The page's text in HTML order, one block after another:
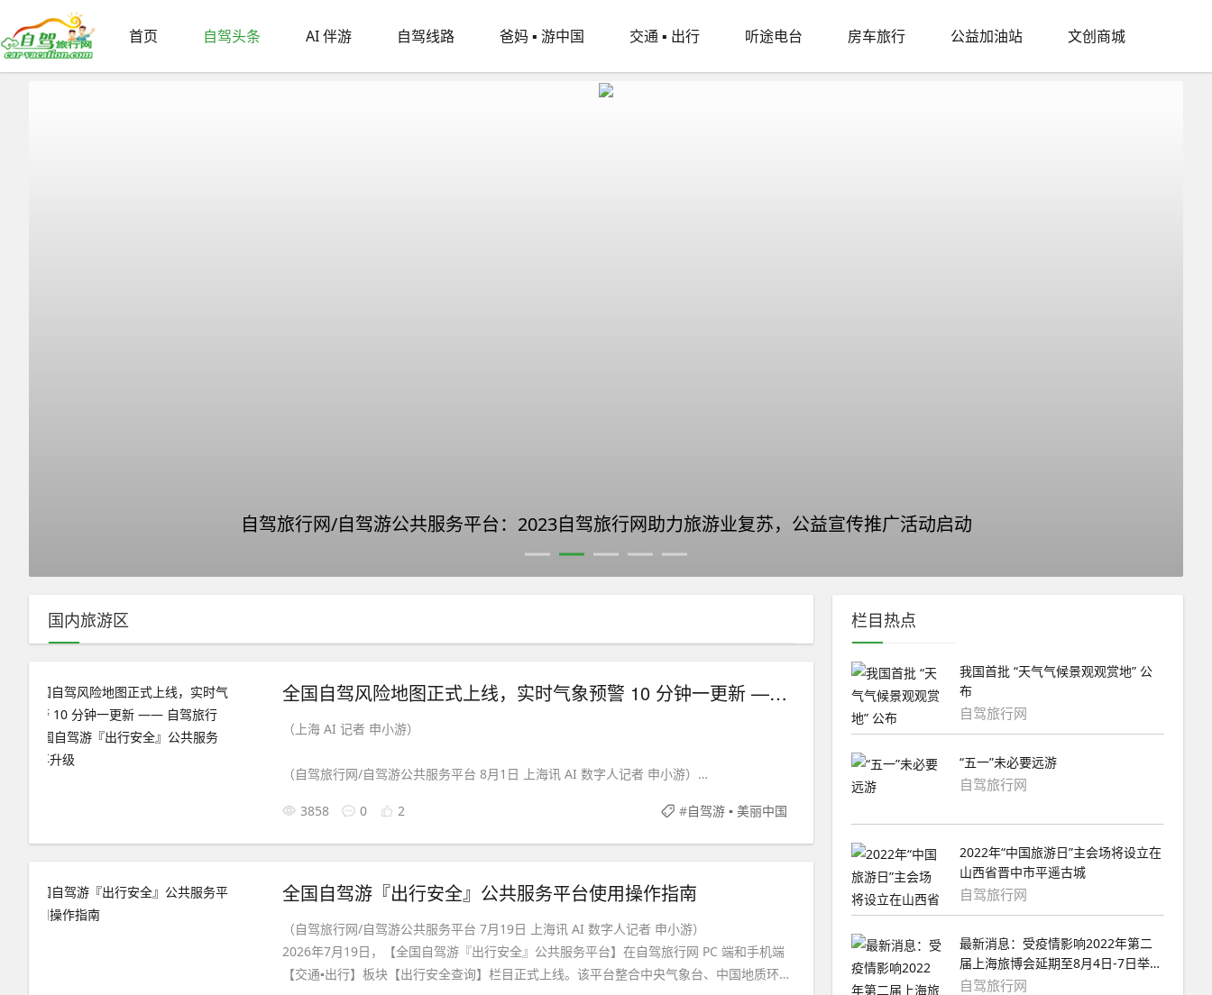
首页 自驾头条 AI 伴游 自驾线路 爸妈 ▪ 游中国 交通 ▪ 出行 听途电台 房车旅行 公益加油站 文创商城
自驾旅行网/自驾游公共服务平台：2023自驾旅行网助力旅游业复苏，公益宣传推广活动启动
国内旅游区
全国自驾风险地图正式上线，实时气象预警 10 分钟一更新 —— 自驾旅行网▪全国自驾游『出行安全』公共服务平台再升级
（上海 AI 记者 申小游）
（自驾旅行网/自驾游公共服务平台 8月1日 上海讯 AI 数字人记者 申小游）
继2026年 7 月 19 日【全国自驾游『出行安全』公共服务平台】全面上线后，今日
3858 0 2 #自驾游 ▪ 美丽中国
全国自驾游『出行安全』公共服务平台使用操作指南
（自驾旅行网/自驾游公共服务平台 7月19日 上海讯 AI 数字人记者 申小游）
2026年7月19日，【全国自驾游『出行安全』公共服务平台】在自驾旅行网 PC 端和手机端
【交通▪出行】板块【出行安全查询】栏目正式上线。该平台整合中央气象台、中国地质环境
栏目热点
我国首批 “天气气候景观观赏地” 公
布
自驾旅行网
“五一”未必要远游
自驾旅行网
2022年“中国旅游日”主会场将设立在
山西省晋中市平遥古城
自驾旅行网
最新消息：受疫情影响2022年第二
届上海旅博会延期至8月4日-7日举
办，望周知！
自驾旅行网